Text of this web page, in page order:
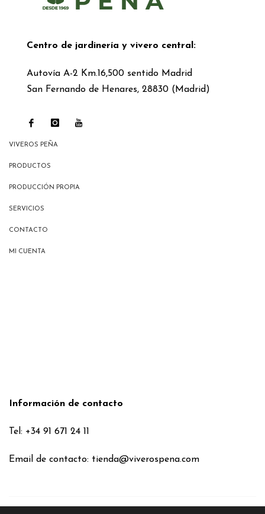
Centro de jardinería y vivero central:
Autovía A-2 Km.16,500 sentido Madrid
San Fernando de Henares, 28830 (Madrid)
VIVEROS PEÑA
PRODUCTOS
PRODUCCIÓN PROPIA
SERVICIOS
CONTACTO
MI CUENTA
Información de contacto
Tel: +34 91 671 24 11
Email de contacto: tienda@viverospena.com